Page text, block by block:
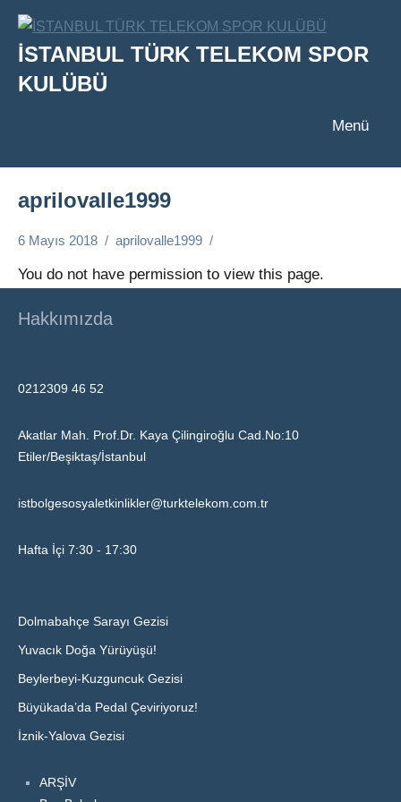
İçeriğe
İSTANBUL TÜRK TELEKOM SPOR
KULÜBÜ
Menü
aprilovalle1999
6 Mayıs 2018 aprilovalle1999
You do not have permission to view this page.
Hakkımızda
0212309 46 52
Akatlar Mah. Prof.Dr. Kaya Çilingiroğlu Cad.No:10
Etiler/Beşiktaş/İstanbul
istbolgesosyaletkinlikler@turktelekom.com.tr
Hafta İçi 7:30 - 17:30
Dolmabahçe Sarayı Gezisi
Yuvacık Doğa Yürüyüşü!
Beylerbeyi-Kuzguncuk Gezisi
Büyükada’da Pedal Çeviriyoruz!
İznik-Yalova Gezisi
ARŞİV